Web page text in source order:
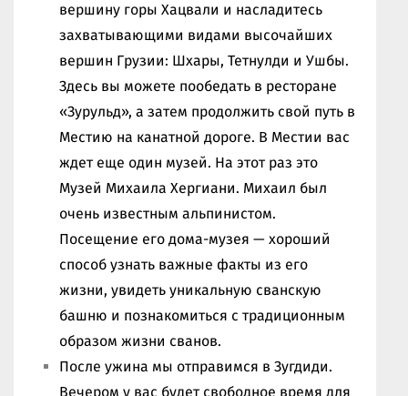
вершину горы Хацвали и насладитесь
захватывающими видами высочайших
вершин Грузии: Шхары, Тетнулди и Ушбы.
Здесь вы можете пообедать в ресторане
«Зурульд», а затем продолжить свой путь в
Местию на канатной дороге. В Местии вас
ждет еще один музей. На этот раз это
Музей Михаила Хергиани. Михаил был
очень известным альпинистом.
Посещение его дома-музея — хороший
способ узнать важные факты из его
жизни, увидеть уникальную сванскую
башню и познакомиться с традиционным
образом жизни сванов.
После ужина мы отправимся в Зугдиди.
Вечером у вас будет свободное время для